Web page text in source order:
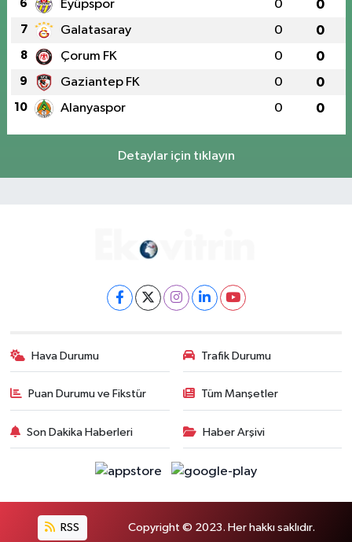
6 Eyüpspor 0 0
7 Galatasaray 0 0
8 Çorum FK 0 0
9 Gaziantep FK 0 0
10 Alanyaspor 0 0
Detaylar için tıklayın
Hava Durumu Trafik Durumu
Puan Durumu ve Fikstür Tüm Manşetler
Son Dakika Haberleri Haber Arşivi
RSS Copyright © 2023. Her hakkı saklıdır.